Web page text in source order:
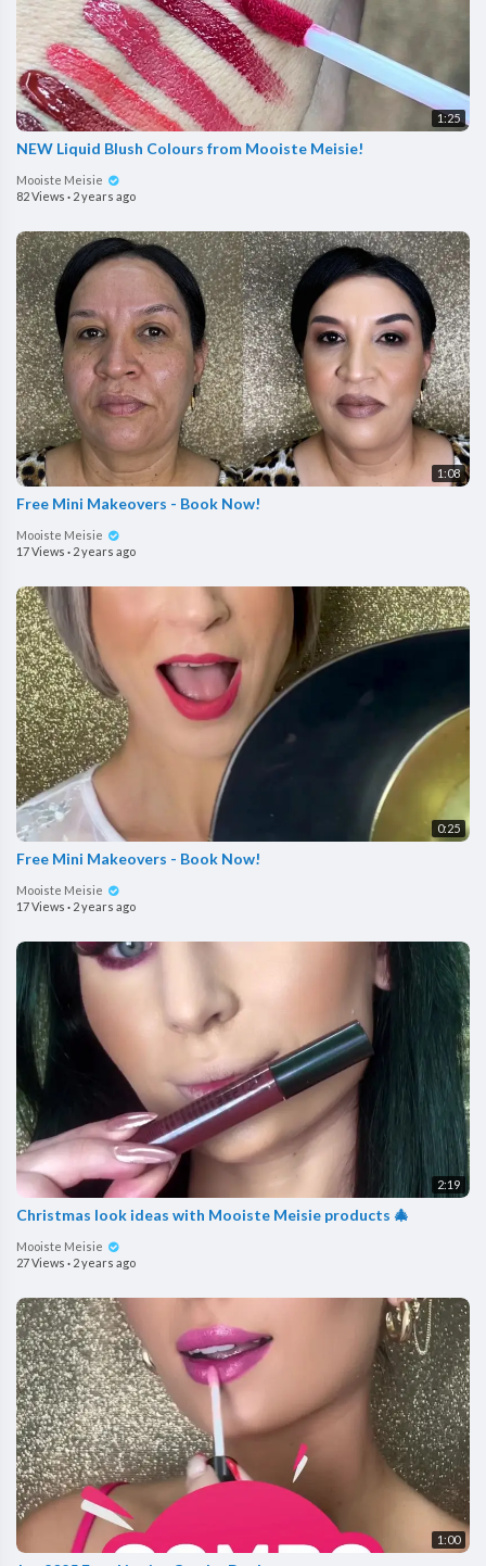
1:25
NEW Liquid Blush Colours from Mooiste Meisie!
Mooiste Meisie
82 Views · 2 years ago
1:08
Free Mini Makeovers - Book Now!
Mooiste Meisie
17 Views · 2 years ago
0:25
Free Mini Makeovers - Book Now!
Mooiste Meisie
17 Views · 2 years ago
2:19
Christmas look ideas with Mooiste Meisie products 🎄
Mooiste Meisie
27 Views · 2 years ago
1:00